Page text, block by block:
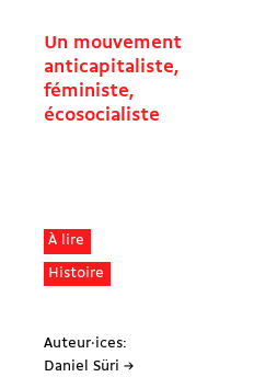
Un mouvement
anticapitaliste,
féministe,
écosocialiste
À lire
Histoire
Auteur·ices:
Daniel Süri →